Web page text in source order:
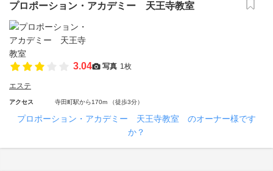
プロポーション・アカデミー 天王寺教室
3.04 写真 1枚
エステ
アクセス 寺田町駅から170m （徒歩3分）
プロポーション・アカデミー 天王寺教室 のオーナー様です
か？